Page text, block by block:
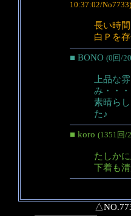
10:37:02/No7733)
長い時
白Ｐを
■ BONO (0回/
上品な
み・・・
素晴ら
た♪
■ koro (1351回/
たしか
下着も